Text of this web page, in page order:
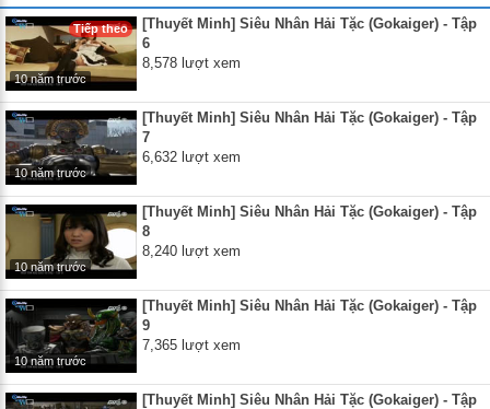
Tiếp theo
10 năm trước
[Thuyết Minh] Siêu Nhân Hải Tặc (Gokaiger) - Tập
6
8,578 lượt xem
10 năm trước
[Thuyết Minh] Siêu Nhân Hải Tặc (Gokaiger) - Tập
7
6,632 lượt xem
10 năm trước
[Thuyết Minh] Siêu Nhân Hải Tặc (Gokaiger) - Tập
8
8,240 lượt xem
10 năm trước
[Thuyết Minh] Siêu Nhân Hải Tặc (Gokaiger) - Tập
9
7,365 lượt xem
[Thuyết Minh] Siêu Nhân Hải Tặc (Gokaiger) - Tập